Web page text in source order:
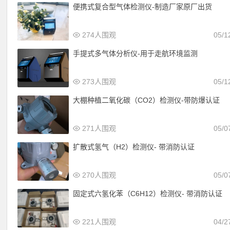
便携式复合型气体检测仪-制造厂家原厂出货
05/
274人围观
手提式多气体分析仪-用于走航环境监测
05/
273人围观
大棚种植二氧化碳（CO2）检测仪-带防爆认证
05/
271人围观
扩散式氢气（H2）检测仪- 带消防认证
05/
270人围观
固定式六氢化苯（C6H12）检测仪- 带消防认证
04/
221人围观